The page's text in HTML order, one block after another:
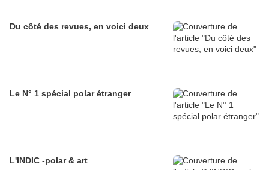
Du côté des revues, en voici deux
Le N° 1 spécial polar étranger
L'INDIC -polar & art